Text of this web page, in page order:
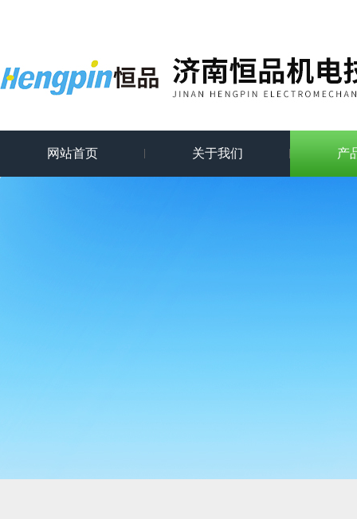
网站首页 关于我们 产